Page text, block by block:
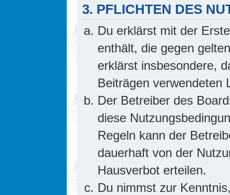
3. PFLICHTEN DES
Du erklärst mit der
enthält, die gegen
erklärst insbesondere,
Beiträgen verwendeten
Der Betreiber des
diese
Regeln kann der
dauerhaft von der
Hausverbot erteilen.
Du nimmst zur